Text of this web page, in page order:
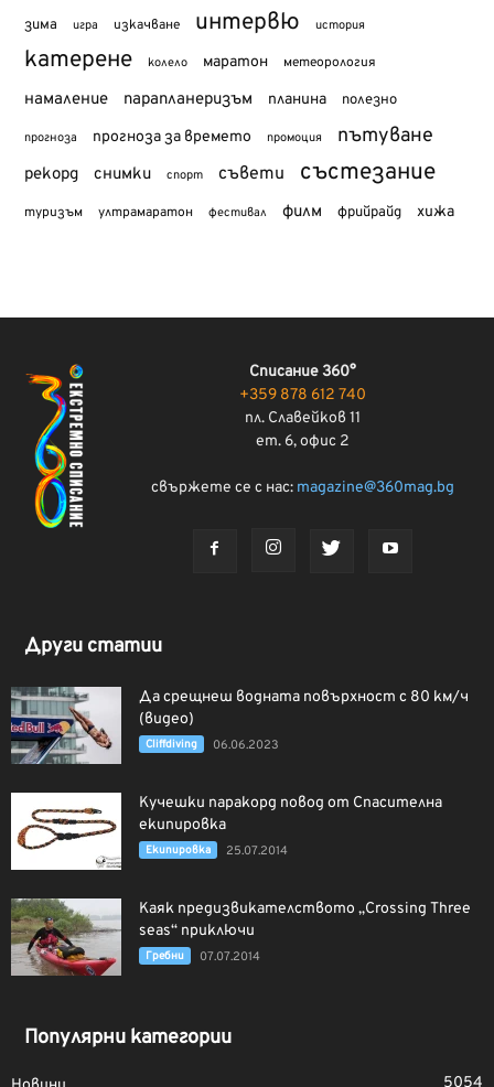
зима игра изкачване интервю история
катерене колело маратон метеорология
намаление парапланеризъм планина полезно
прогноза прогноза за времето промоция пътуване
рекорд снимки спорт съвети състезание
туризъм ултрамаратон фестивал филм фрийрайд хижа
Списание 360°
+359 878 612 740
пл. Славейков 11
ет. 6, офис 2
свържете се с нас: magazine@360mag.bg
Други статии
Да срещнеш водната повърхност с 80 км/ч
(видео)
Cliffdiving 06.06.2023
Кучешки паракорд повод от Спасителна
екипировка
Екипировка 25.07.2014
Каяк предизвикателството „Crossing Three
seas“ приключи
Гребни 07.07.2014
Популярни категории